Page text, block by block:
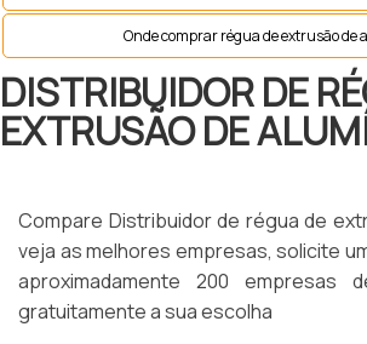
Onde comprar régua de extrusão de
DISTRIBUIDOR DE
EXTRUSÃO DE
Compare Distribuidor de régua de
veja as melhores empresas, solicite
aproximadamente 200 empresas
gratuitamente a sua escolha